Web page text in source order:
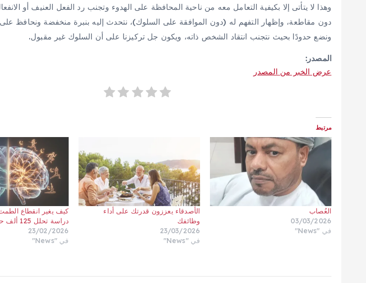
وهذا لا يتأتى إلا بكيفية التعامل معه من ناحية المحافظة على الهدوء وتجنب رد الفعل العنيف أو
دون مقاطعة، وإظهار التفهم له (دون الموافقة على السلوك)، نتحدث إليه بنبرة منخفضة ونحافظ
ونضع حدودًا بحيث نتجنب انتقاد الشخص ذاته، ويكون جل تركيزنا على أن السلوك غير مقبول.
المصدر:
عرض الخبر من المصدر
مرتبط
العُصاب
03/03/2026
في "News"
الأصدقاء يعززون قدرتك على أداء
وظائفك
23/03/2026
في "News"
كيف يغير انقطاع الطمث
دراسة تحلل 125 ألف حالة
23/02/2026
في "News"